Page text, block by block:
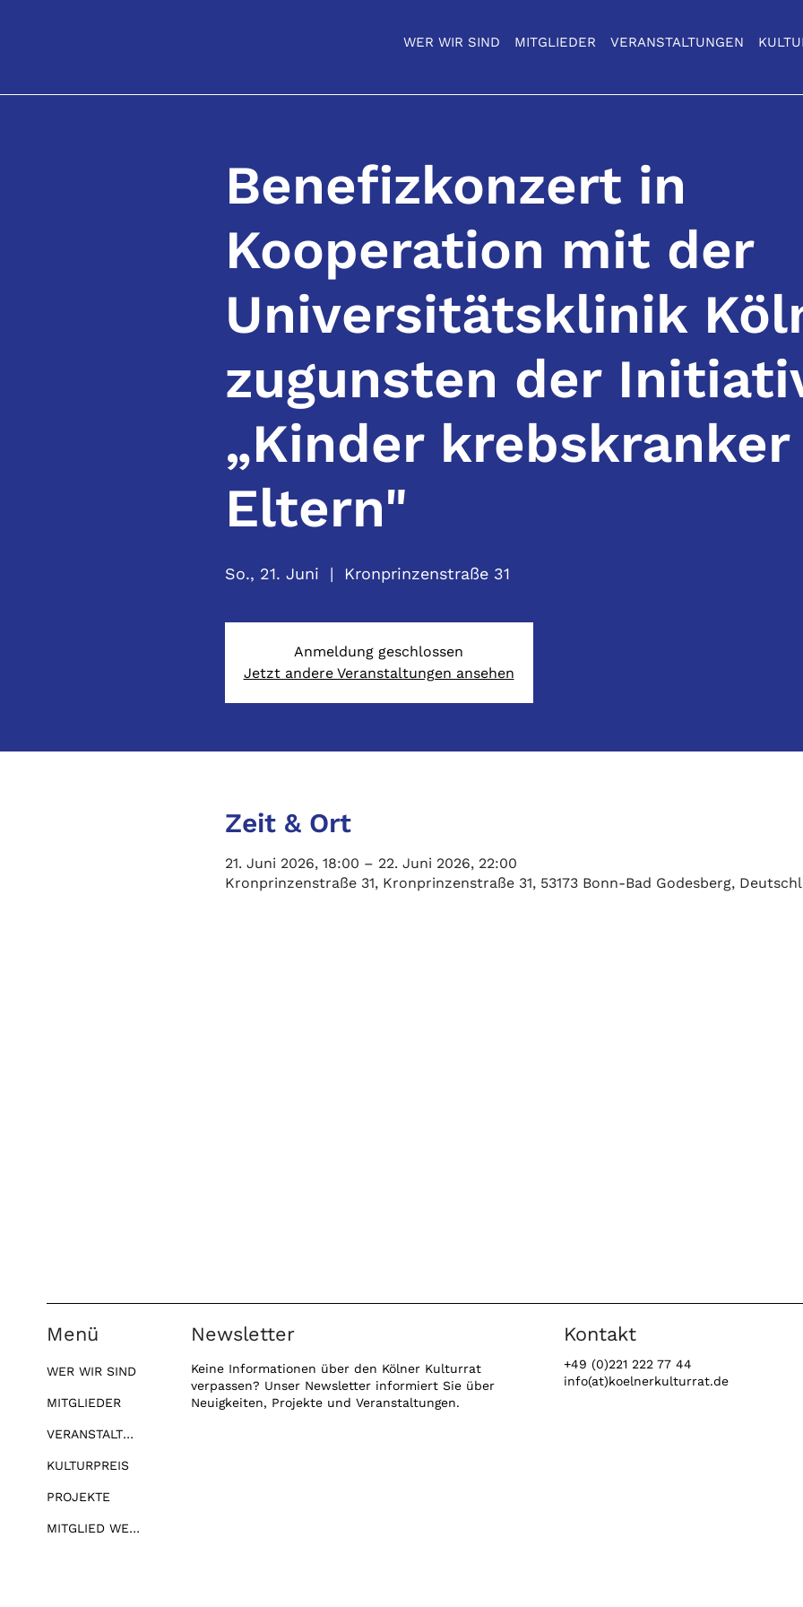
WER WIR SIND MITGLIEDER VERANSTALTUNGEN
Benefizkonzert in
Kooperation mit der
Universitätsklinik
zugunsten der
„Kinder krebskranker
Eltern"
So., 21. Juni
  |
Kronprinzenstraße 31
Anmeldung geschlossen
Jetzt andere Veranstaltungen ansehen
Zeit & Ort
21. Juni 2026, 18:00 – 22. Juni 2026, 22:00
Kronprinzenstraße 31, Kronprinzenstraße 31, 53173 Bonn-Bad Godesberg,
WER WIR SIND
MITGLIEDER
VERANSTALTUNGEN
KULTURPREIS
PROJEKTE
MITGLIED WERDEN
Menü Newsletter
Keine Informationen über den Kölner Kulturrat
verpassen? Unser Newsletter informiert Sie über
Neuigkeiten, Projekte und Veranstaltungen.
+49 (0)221 222 77 44
info(at)koelnerkulturrat.de
Kontakt